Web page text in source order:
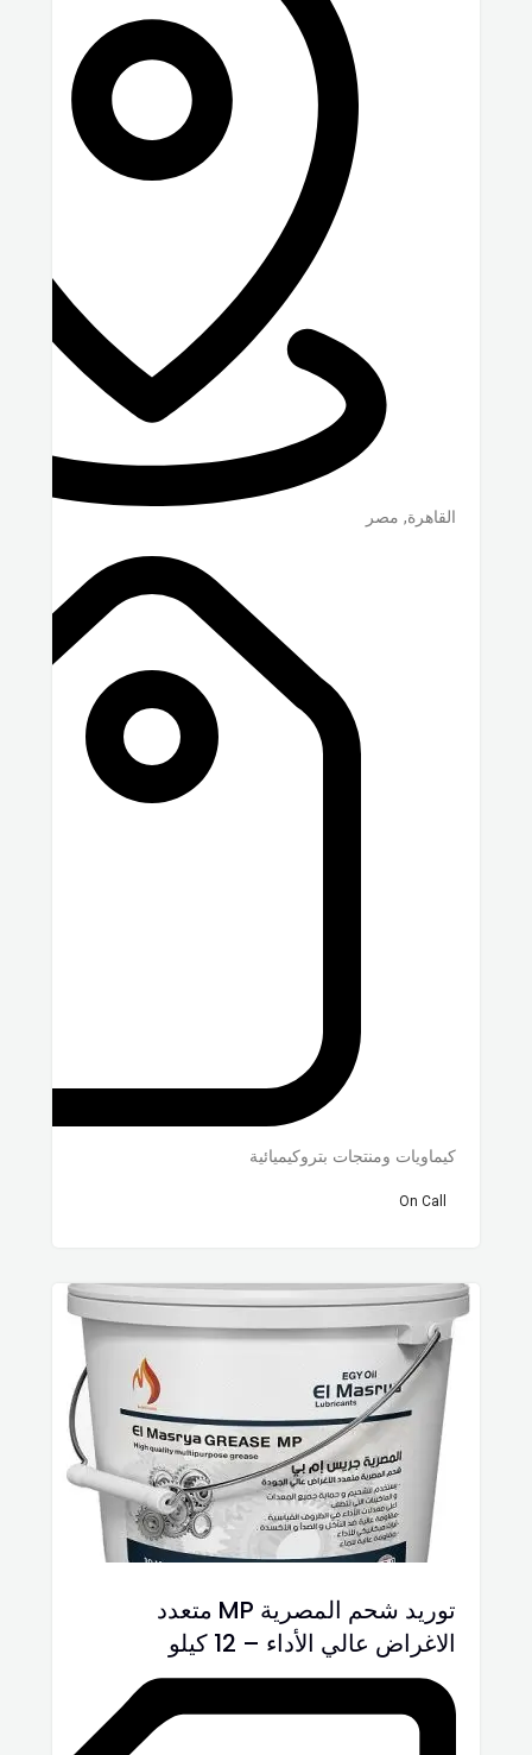
القاهرة, مصر
كيماويات ومنتجات بتروكيميائية
On Call
توريد شحم المصرية MP متعدد
الاغراض عالي الأداء – 12 كيلو